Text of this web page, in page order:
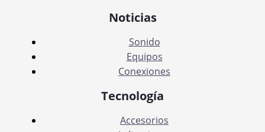
Noticias
Sonido
Equipos
Conexiones
Tecnología
Accesorios